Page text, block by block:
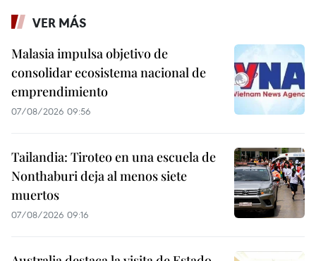
VER MÁS
Malasia impulsa objetivo de
consolidar ecosistema nacional de
emprendimiento
07/08/2026 09:56
Tailandia: Tiroteo en una escuela de
Nonthaburi deja al menos siete
muertos
07/08/2026 09:16